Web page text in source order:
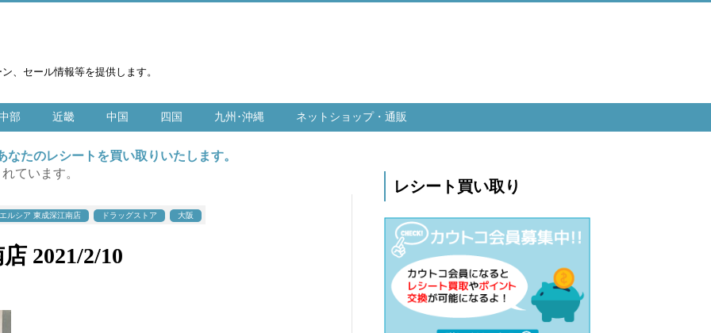
、セール情報等を提供します。
部 近畿 中国 四国 九州･沖縄 ネットショップ・通販
たのレシートを買い取りいたします。
ています。
ルシア 東成深江南店 ドラッグストア 大阪
2021/2/10
レシート買い取り